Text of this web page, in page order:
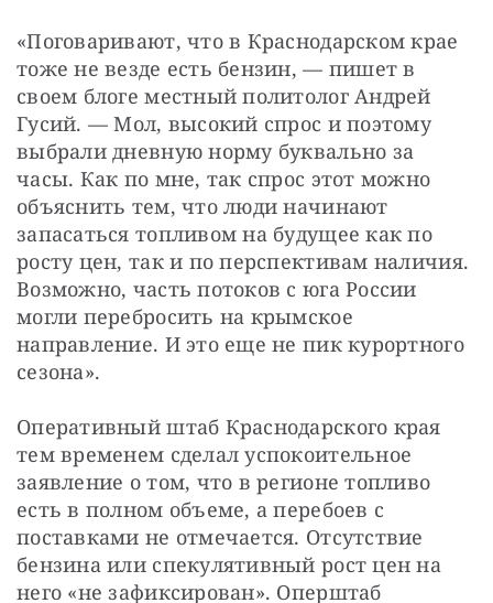
«Поговаривают, что в Краснодарском крае
тоже не везде есть бензин, — пишет в
своем блоге местный политолог Андрей
Гусий. — Мол, высокий спрос и поэтому
выбрали дневную норму буквально за
часы. Как по мне, так спрос этот можно
объяснить тем, что люди начинают
запасаться топливом на будущее как по
росту цен, так и по перспективам наличия.
Возможно, часть потоков с юга России
могли перебросить на крымское
направление. И это еще не пик курортного
сезона».
Оперативный штаб Краснодарского края
тем временем сделал успокоительное
заявление о том, что в регионе топливо
есть в полном объеме, а перебоев с
поставками не отмечается. Отсутствие
бензина или спекулятивный рост цен на
него «не зафиксирован». Оперштаб